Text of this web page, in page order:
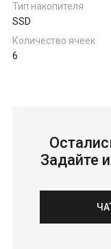
Тип накопителя
SSD
Количество ячеек
6
Задайте